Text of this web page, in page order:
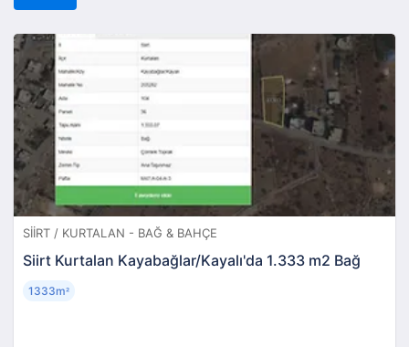
SIIRT / KURTALAN - BAĞ & BAHÇE
Siirt Kurtalan Kayabağlar/Kayalı'da 1.333 m2 Bağ
1333m²